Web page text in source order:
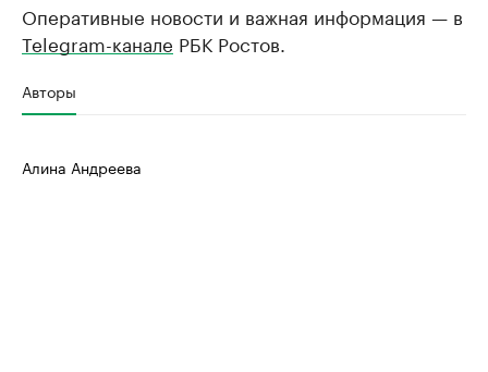
Оперативные новости и важная информация — в
Telegram-канале РБК Ростов.
Авторы
Алина Андреева